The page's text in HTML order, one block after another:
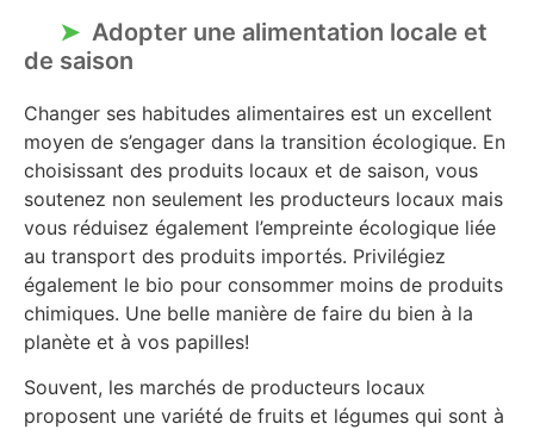
Adopter une alimentation locale et
de saison
Changer ses habitudes alimentaires est un excellent
moyen de s’engager dans la transition écologique. En
choisissant des produits locaux et de saison, vous
soutenez non seulement les producteurs locaux mais
vous réduisez également l’empreinte écologique liée
au transport des produits importés. Privilégiez
également le bio pour consommer moins de produits
chimiques. Une belle manière de faire du bien à la
planète et à vos papilles!
Souvent, les marchés de producteurs locaux
proposent une variété de fruits et légumes qui sont à